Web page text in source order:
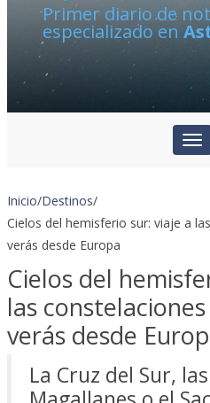
Primer diario de
especializado en
Inicio/Destinos/
Cielos del hemisferio sur: viaje a
verás desde Europa
Cielos del
las
verás desde
La Cruz del Sur,